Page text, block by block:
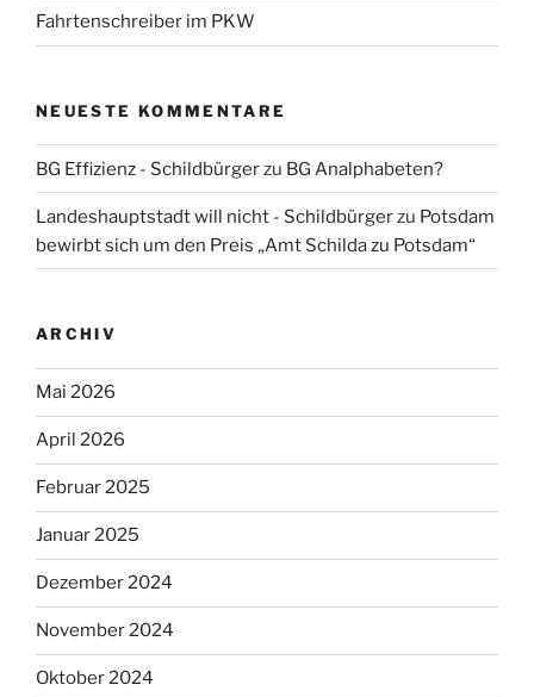
Fahrtenschreiber im PKW
NEUESTE KOMMENTARE
BG Effizienz - Schildbürgerzu BG Analphabeten?
Landeshauptstadt will nicht - Schildbürgerzu Potsdam
bewirbt sich um den Preis „Amt Schilda zu Potsdam“
ARCHIV
Mai 2026
April 2026
Februar 2025
Januar 2025
Dezember 2024
November 2024
Oktober 2024